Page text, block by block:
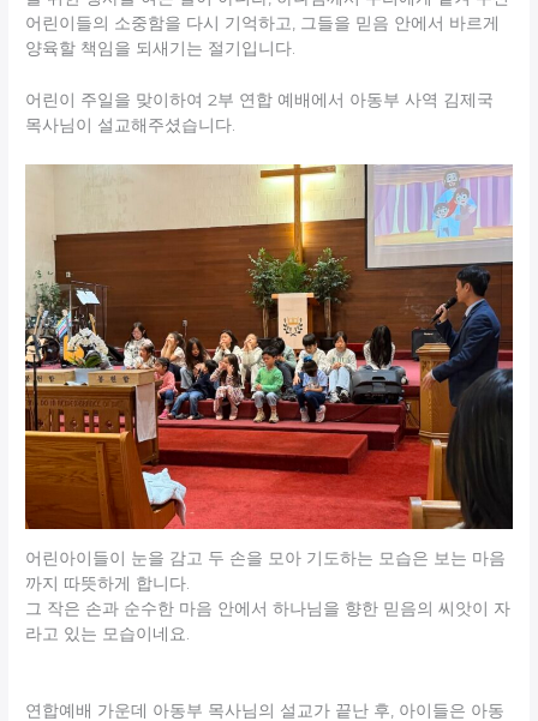
어린이들의 소중함을 다시 기억하고, 그들을 믿음 안에서 바르게
양육할 책임을 되새기는 절기입니다.
어린이 주일을 맞이하여 2부 연합 예배에서 아동부 사역 김제국
목사님이 설교해주셨습니다.
어린아이들이 눈을 감고 두 손을 모아 기도하는 모습은 보는 마음
까지 따뜻하게 합니다.
그 작은 손과 순수한 마음 안에서 하나님을 향한 믿음의 씨앗이 자
라고 있는 모습이네요.
연합예배 가운데 아동부 목사님의 설교가 끝난 후, 아이들은 아동